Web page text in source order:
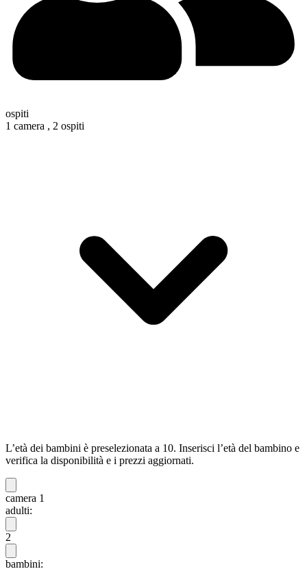
ospiti
1 camera , 2 ospiti
L’età dei bambini è preselezionata a 10. Inserisci l’età del bambino e
verifica la disponibilità e i prezzi aggiornati.
camera 1
adulti:
2
bambini: